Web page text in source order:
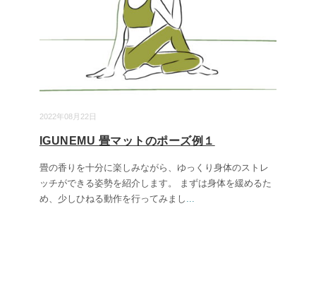
2022年08月22日
IGUNEMU 畳マットのポーズ例１
畳の香りを十分に楽しみながら、ゆっくり身体のストレ
ッチができる姿勢を紹介します。 まずは身体を緩めるた
め、少しひねる動作を行ってみまし ...